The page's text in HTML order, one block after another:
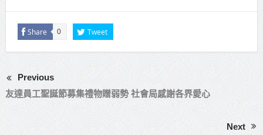
Share 0 Tweet
Previous
友達員工聖誕節募集禮物贈弱勢 社會局感謝各界愛心
Next